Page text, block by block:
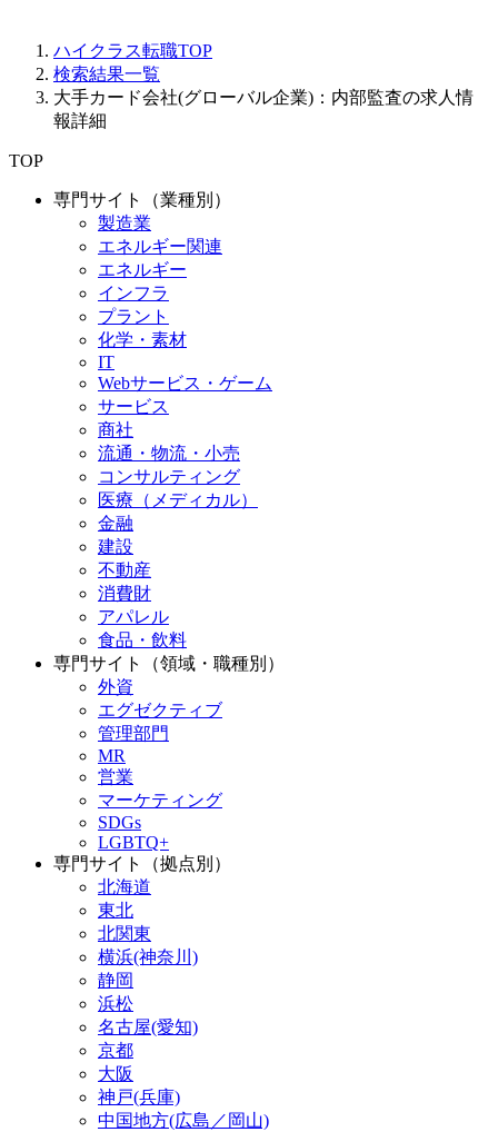
ハイクラス転職TOP
検索結果一覧
大手カード会社(グローバル企業)：内部監査の求人情
報詳細
TOP
専門サイト（業種別）
製造業
エネルギー関連
エネルギー
インフラ
プラント
化学・素材
IT
Webサービス・ゲーム
サービス
商社
流通・物流・小売
コンサルティング
医療（メディカル）
金融
建設
不動産
消費財
アパレル
食品・飲料
専門サイト（領域・職種別）
外資
エグゼクティブ
管理部門
MR
営業
マーケティング
SDGs
LGBTQ+
専門サイト（拠点別）
北海道
東北
北関東
横浜(神奈川)
静岡
浜松
名古屋(愛知)
京都
大阪
神戸(兵庫)
中国地方(広島／岡山)